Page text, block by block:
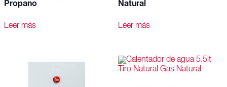
Propano
Leer más
Natural
Leer más